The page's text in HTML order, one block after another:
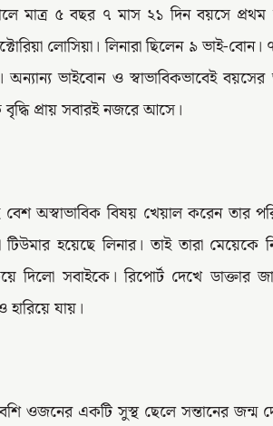
মাত্র ৫ বছর ৭ মাস ২১ দিন বয়সে প্রথম
লোসিয়া। লিনারা ছিলেন ৯ ভাই-
ভাইবোন ও স্বাভাবিকভাবেই
বৃদ্ধি প্রায় সবারই নজরে আসে।
অস্বাভাবিক বিষয় খেয়াল করেন তার
হয়েছে লিনার। তাই তারা
দিলো সবাইকে। রিপোর্ট দেখে ডাক্তার
যায়।
ওজনের একটি সুস্থ ছেলে সন্তানের জন্ম